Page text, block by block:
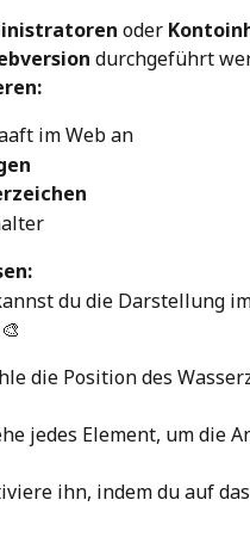
oder
durchgeführt
im Web an
du die Darstellung
die Position des
jedes Element, um die
ihn, indem du auf